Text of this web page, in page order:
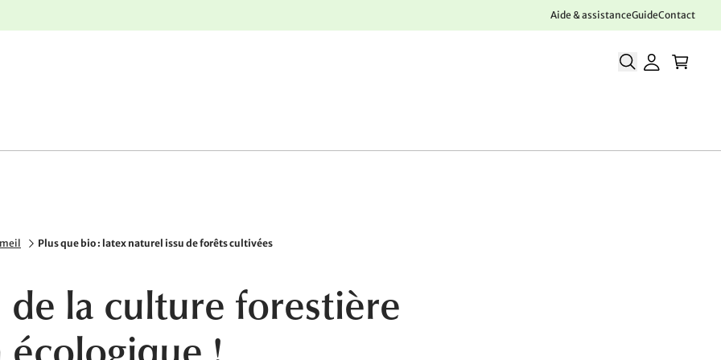
Aide & assistanceGuideContact
Plus que bio : latex naturel issu de forêts cultivées
de la culture forestière